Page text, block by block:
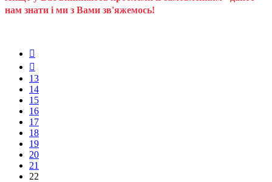
нам знати і ми з Вами зв'яжемось!
13
14
15
16
17
18
19
20
21
22